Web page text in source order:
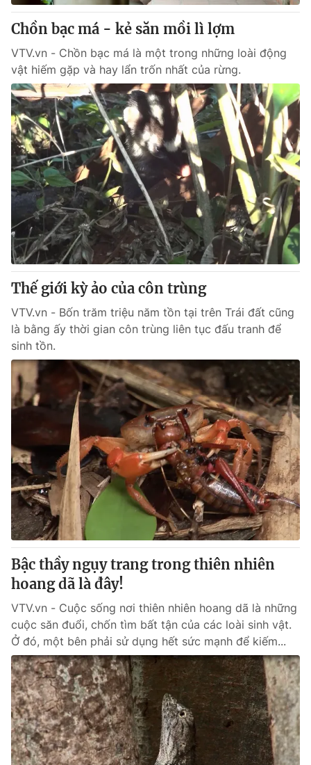
Chồn bạc má - kẻ săn mồi lì lợm
VTV.vn - Chồn bạc má là một trong những loài động
vật hiếm gặp và hay lẩn trốn nhất của rừng.
Thế giới kỳ ảo của côn trùng
VTV.vn - Bốn trăm triệu năm tồn tại trên Trái đất cũng
là bằng ấy thời gian côn trùng liên tục đấu tranh để
sinh tồn.
Bậc thầy ngụy trang trong thiên nhiên
hoang dã là đây!
VTV.vn - Cuộc sống nơi thiên nhiên hoang dã là những
cuộc săn đuổi, chốn tìm bất tận của các loài sinh vật.
Ở đó, một bên phải sử dụng hết sức mạnh để kiếm...